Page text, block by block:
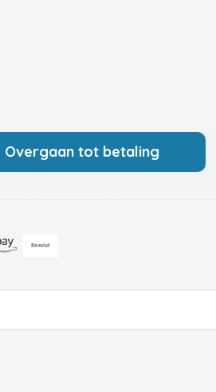
Overgaan tot betaling